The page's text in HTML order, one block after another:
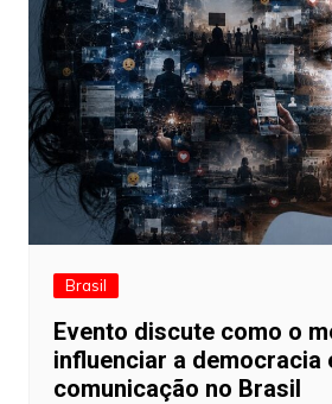
Brasil
Evento discute como o
influenciar a democracia
comunicação no Brasil